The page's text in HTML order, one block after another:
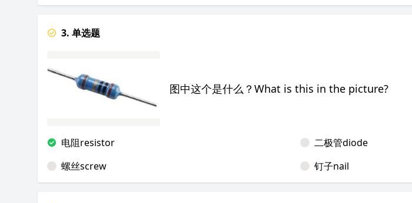
3. 单选题
图中这个是什么？What is this in the picture?
电阻resistor
二极管diode
螺丝screw
钉子nail